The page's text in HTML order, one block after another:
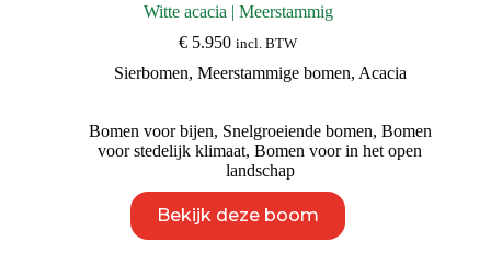
Witte acacia | Meerstammig
€ 5.950 incl. BTW
Sierbomen, Meerstammige bomen, Acacia
Bomen voor bijen, Snelgroeiende bomen, Bomen
voor stedelijk klimaat,Bomen voor in het open
landschap
Bekijk deze boom
product
heeft